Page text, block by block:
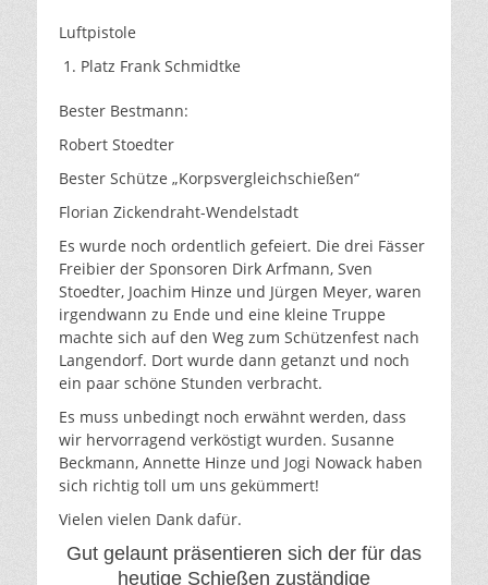
Luftpistole
Platz Frank Schmidtke
Bester Bestmann:
Robert Stoedter
Bester Schütze „Korpsvergleichschießen“
Florian Zickendraht-Wendelstadt
Es wurde noch ordentlich gefeiert. Die drei Fässer
Freibier der Sponsoren Dirk Arfmann, Sven
Stoedter, Joachim Hinze und Jürgen Meyer, waren
irgendwann zu Ende und eine kleine Truppe
machte sich auf den Weg zum Schützenfest nach
Langendorf. Dort wurde dann getanzt und noch
ein paar schöne Stunden verbracht.
Es muss unbedingt noch erwähnt werden, dass
wir hervorragend verköstigt wurden. Susanne
Beckmann, Annette Hinze und Jogi Nowack haben
sich richtig toll um uns gekümmert!
Vielen vielen Dank dafür.
Gut gelaunt präsentieren sich der für das
heutige Schießen zuständige